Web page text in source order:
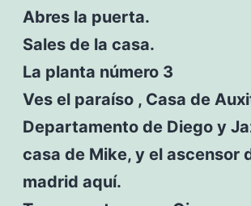
Abres la puerta.
Sales de la casa.
La planta número 3
Ves el paraíso , Casa de
Departamento de Diego y
casa de Mike, y el ascensor
madrid aquí.